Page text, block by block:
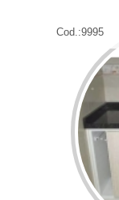
Cod.:9995